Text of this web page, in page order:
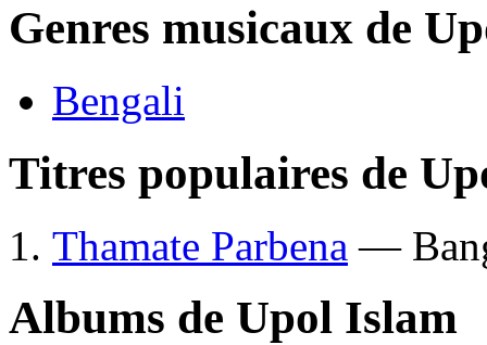
Genres musicaux de
Bengali
Titres populaires de
Thamate Parbena —
Albums de Upol Islam